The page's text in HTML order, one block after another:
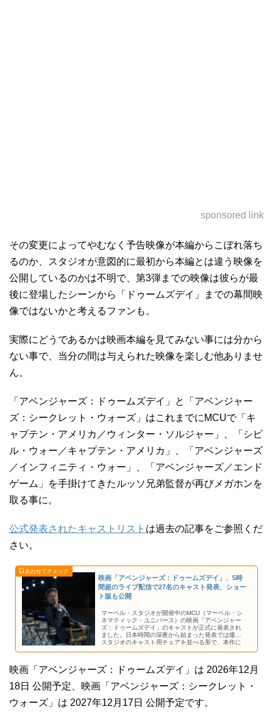
sponsored link
その変更によってやむなく予告映像が本編からこぼれ落ち
るのか、スタジオが意図的に最初から本編とは違う映像を
公開しているのかは不明で、第3弾までの映像は彼らが最
後に登場したシーンから「ドゥームズデイ」までの幕間映
像ではないかと考えるファンも。
実際にどうであるかは映画本編を見てみない事には分から
ない事で、当分の間は与えられた映像を楽しむ他ありませ
ん。
「アベンジャーズ：ドゥームズデイ」と「アベンジャー
ズ：シークレット・ウォーズ」はこれまでにMCUで「キ
ャプテン・アメリカ／ウィンター・ソルジャー」、「シビ
ル・ウォー／キャプテン・アメリカ」、「アベンジャーズ
／インフィニティ・ウォー」、「アベンジャーズ／エンド
ゲーム」を手掛けてきたルッソ兄弟監督が再びメガホンを
取る事に。
公式発表されたキャストリスト は過去の記事をご参照くだ
さい。
映画「アベンジャーズ：ドゥームズデイ」、5時
間超のライブ配信で27名のキャスト発表、ショー
ト版も公開
マーベル・スタジオが開発中のMCU（マーベル・シ
ネマティック・ユニバース）の映画「アベンジャー
ズ：ドゥームズデイ」のキャストが正式に発表され
ました。日本時間の深夜から始まった発表では撮影
スタジオのキャスト用チェアを並べる形で、本作に
映画「アベンジャーズ：ドゥームズデイ」は 2026年12月
18日 公開予定、映画「アベンジャーズ：シークレット・
ウォーズ」は 2027年12月17日 公開予定です。